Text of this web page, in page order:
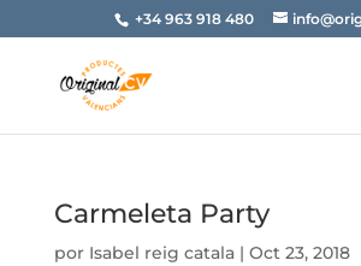
+34 963 918 480
Carmeleta Party
por Isabel reig catala| Oct 23, 2018